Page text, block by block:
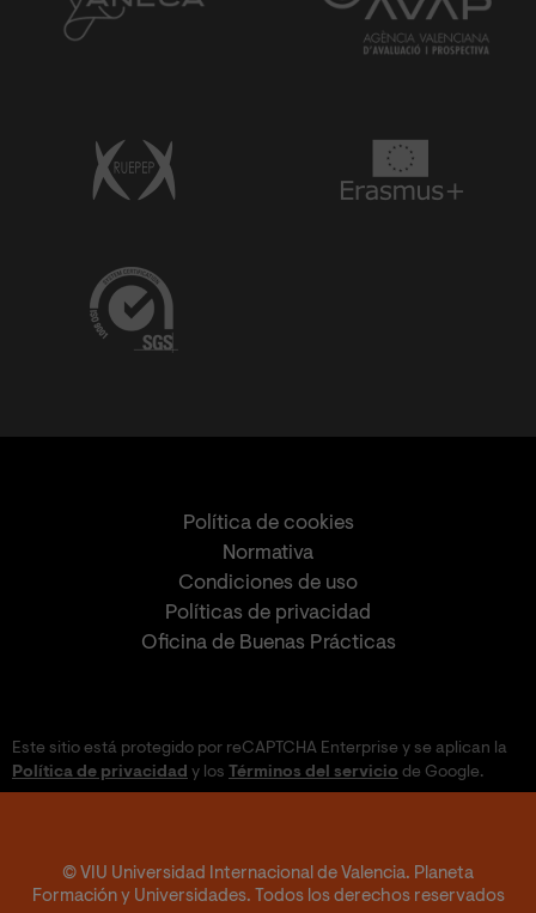
Política de cookies
Normativa
Condiciones de uso
Políticas de privacidad
Oficina de Buenas Prácticas
Este sitio está protegido por reCAPTCHA Enterprise y se aplican la
Política de privacidad y los Términos del servicio de Google.
© VIU Universidad Internacional de Valencia. Planeta
Formación y Universidades. Todos los derechos reservados